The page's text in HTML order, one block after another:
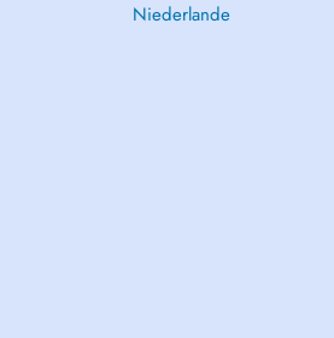
Niederlande